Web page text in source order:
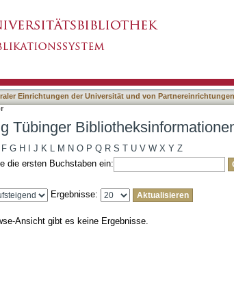
Einrichtungen der Universität und von Partnereinrichtungen
Tübinger
F G H J K L M N O P Q R S T U V W X Y Z
die ersten Buchstaben ein:
Ergebnisse:
Ansicht gibt es keine Ergebnisse.